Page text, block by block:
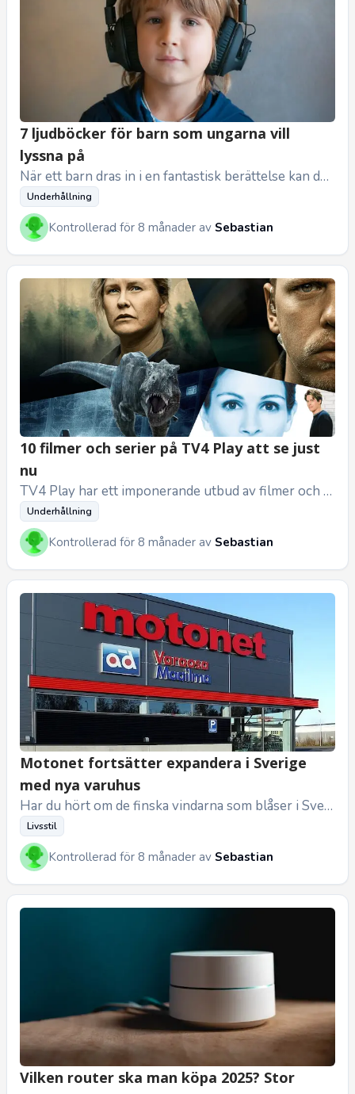
7 ljudböcker för barn som ungarna vill
lyssna på
När ett barn dras in i en fantastisk berättelse kan du
verkligen se magin i ögonen. Det är något alldeles s
peciellt. Och...
Underhållning
Kontrollerad för 8 månader av Sebastian
10 filmer och serier på TV4 Play att se just
nu
TV4 Play har ett imponerande utbud av filmer och s
erier just nu. På plattformen hittar du allt från skratt
och romantik ...
Underhållning
Kontrollerad för 8 månader av Sebastian
Motonet fortsätter expandera i Sverige
med nya varuhus
Har du hört om de finska vindarna som blåser i Sveri
ge just nu? Vi snackar inte om bastubad eller salmia
k, utan om den f...
Livsstil
Kontrollerad för 8 månader av Sebastian
Vilken router ska man köpa 2025? Stor